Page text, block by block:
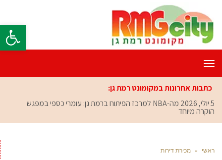
פתח
תפריט
כתבות אחרונות במקומונט רמת גן:
5 יולי, 2026
מה-NBA למרכז הפיתוח ברמת גן: עומרי כספי במפגש
הוקרה מיוחד
ראשי » מכירת דירות